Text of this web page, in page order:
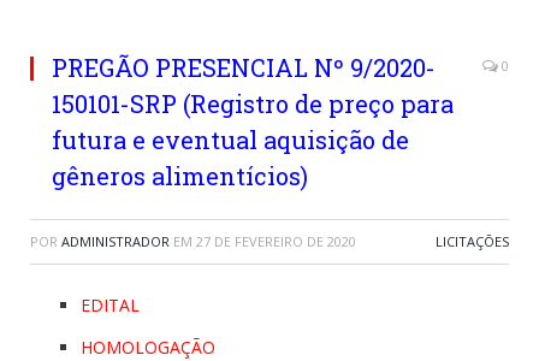
PREGÃO PRESENCIAL Nº 9/2020-
150101-SRP (Registro de preço para
futura e eventual aquisição de
gêneros alimentícios)
0
POR ADMINISTRADOR EM 27 DE FEVEREIRO DE 2020 LICITAÇÕES
EDITAL
HOMOLOGAÇÃO